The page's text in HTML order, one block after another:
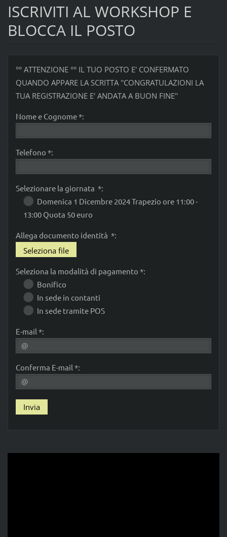
ISCRIVITI AL WORKSHOP E
BLOCCA IL POSTO
°° ATTENZIONE °° IL TUO POSTO E' CONFERMATO
QUANDO APPARE LA SCRITTA ''CONGRATULAZIONI LA
TUA REGISTRAZIONE E' ANDATA A BUON FINE''
Nome e Cognome *:
Telefono *:
Selezionare la giornata *:
Domenica 1 Dicembre 2024 Trapezio ore 11:00 -
13:00 Quota 50 euro
Allega documento identità *:
Seleziona file
Seleziona la modalità di pagamento *:
Bonifico
In sede in contanti
In sede tramite POS
E-mail *:
Conferma E-mail *: